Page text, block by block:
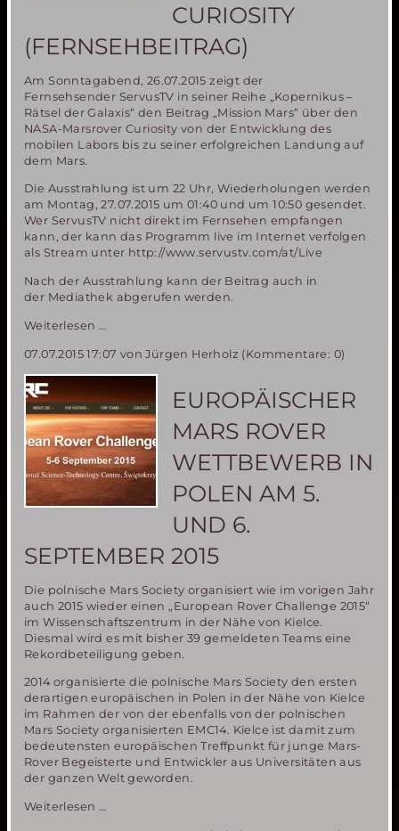
CURIOSITY
(FERNSEHBEITRAG)
Am Sonntagabend, 26.07.2015 zeigt der
Fernsehsender ServusTV in seiner Reihe „Kopernikus –
Rätsel der Galaxis“ den Beitrag „Mission Mars“ über den
NASA-Marsrover Curiosity von der Entwicklung des
mobilen Labors bis zu seiner erfolgreichen Landung auf
dem Mars.
Die Ausstrahlung ist um 22 Uhr, Wiederholungen werden
am Montag, 27.07.2015 um 01:40 und um 10:50 gesendet.
Wer ServusTV nicht direkt im Fernsehen empfangen
kann, der kann das Programm live im Internet verfolgen
als Stream unter http://www.servustv.com/at/Live
Nach der Ausstrahlung kann der Beitrag auch in
der Mediathek abgerufen werden.
Weiterlesen …
des
Marsrovers
(Fernsehbeitrag)
07.07.2015 17:07 von Jürgen Herholz (Kommentare: 0)
EUROPÄISCHER
MARS ROVER
WETTBEWERB IN
POLEN AM 5.
UND 6.
SEPTEMBER 2015
Die polnische Mars Society organisiert wie im vorigen Jahr
auch 2015 wieder einen „European Rover Challenge 2015“
im Wissenschaftszentrum in der Nähe von Kielce.
Diesmal wird es mit bisher 39 gemeldeten Teams eine
Rekordbeteiligung geben.
2014 organisierte die polnische Mars Society den ersten
derartigen europäischen in Polen in der Nähe von Kielce
im Rahmen der von der ebenfalls von der polnischen
Mars Society organisierten EMC14. Kielce ist damit zum
bedeutensten europäischen Treffpunkt für junge Mars-
Rover Begeisterte und Entwickler aus Universitäten aus
der ganzen Welt geworden.
Weiterlesen …